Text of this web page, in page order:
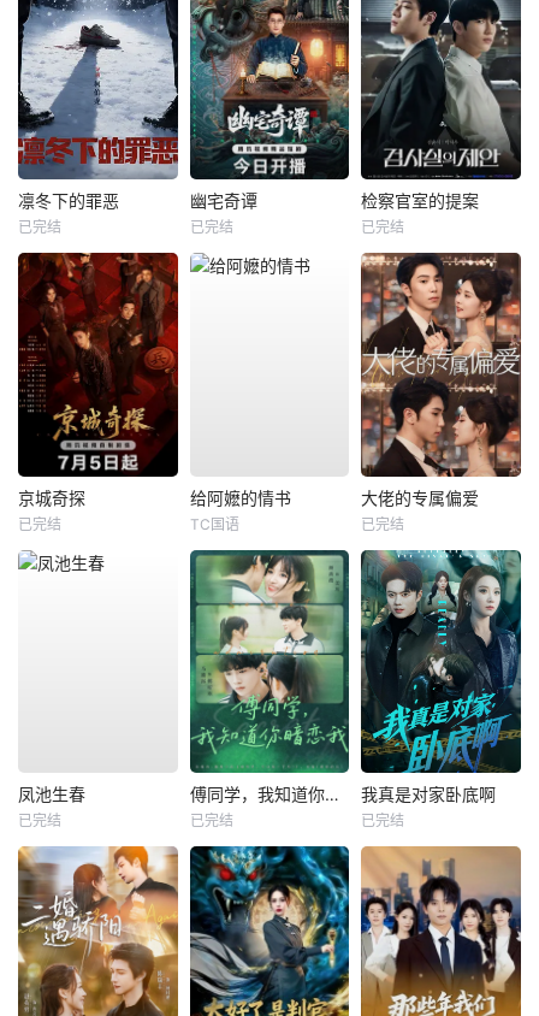
凛冬下的罪恶
已完结
幽宅奇谭
已完结
检察官室的提案
已完结
京城奇探
已完结
给阿嬷的情书
TC国语
大佬的专属偏爱
已完结
凤池生春
已完结
傅同学，我知道你暗恋我
已完结
我真是对家卧底啊
已完结